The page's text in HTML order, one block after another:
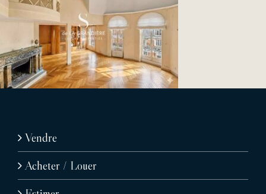
Vendre
Acheter / Louer